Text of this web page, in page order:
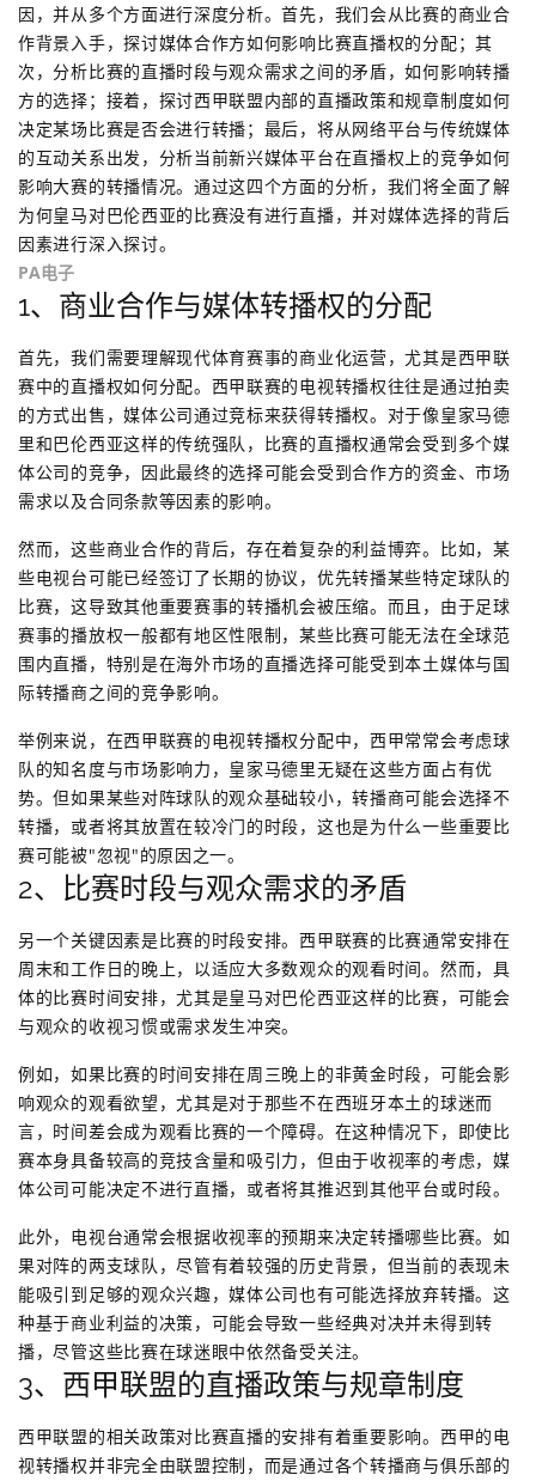
因，并从多个方面进行深度分析。首先，我们会从比赛的商业合
作背景入手，探讨媒体合作方如何影响比赛直播权的分配；其
次，分析比赛的直播时段与观众需求之间的矛盾，如何影响转播
方的选择；接着，探讨西甲联盟内部的直播政策和规章制度如何
决定某场比赛是否会进行转播；最后，将从网络平台与传统媒体
的互动关系出发，分析当前新兴媒体平台在直播权上的竞争如何
影响大赛的转播情况。通过这四个方面的分析，我们将全面了解
为何皇马对巴伦西亚的比赛没有进行直播，并对媒体选择的背后
因素进行深入探讨。
PA电子
1、商业合作与媒体转播权的分配
首先，我们需要理解现代体育赛事的商业化运营，尤其是西甲联
赛中的直播权如何分配。西甲联赛的电视转播权往往是通过拍卖
的方式出售，媒体公司通过竞标来获得转播权。对于像皇家马德
里和巴伦西亚这样的传统强队，比赛的直播权通常会受到多个媒
体公司的竞争，因此最终的选择可能会受到合作方的资金、市场
需求以及合同条款等因素的影响。
然而，这些商业合作的背后，存在着复杂的利益博弈。比如，某
些电视台可能已经签订了长期的协议，优先转播某些特定球队的
比赛，这导致其他重要赛事的转播机会被压缩。而且，由于足球
赛事的播放权一般都有地区性限制，某些比赛可能无法在全球范
围内直播，特别是在海外市场的直播选择可能受到本土媒体与国
际转播商之间的竞争影响。
举例来说，在西甲联赛的电视转播权分配中，西甲常常会考虑球
队的知名度与市场影响力，皇家马德里无疑在这些方面占有优
势。但如果某些对阵球队的观众基础较小，转播商可能会选择不
转播，或者将其放置在较冷门的时段，这也是为什么一些重要比
赛可能被"忽视"的原因之一。
2、比赛时段与观众需求的矛盾
另一个关键因素是比赛的时段安排。西甲联赛的比赛通常安排在
周末和工作日的晚上，以适应大多数观众的观看时间。然而，具
体的比赛时间安排，尤其是皇马对巴伦西亚这样的比赛，可能会
与观众的收视习惯或需求发生冲突。
例如，如果比赛的时间安排在周三晚上的非黄金时段，可能会影
响观众的观看欲望，尤其是对于那些不在西班牙本土的球迷而
言，时间差会成为观看比赛的一个障碍。在这种情况下，即使比
赛本身具备较高的竞技含量和吸引力，但由于收视率的考虑，媒
体公司可能决定不进行直播，或者将其推迟到其他平台或时段。
此外，电视台通常会根据收视率的预期来决定转播哪些比赛。如
果对阵的两支球队，尽管有着较强的历史背景，但当前的表现未
能吸引到足够的观众兴趣，媒体公司也有可能选择放弃转播。这
种基于商业利益的决策，可能会导致一些经典对决并未得到转
播，尽管这些比赛在球迷眼中依然备受关注。
3、西甲联盟的直播政策与规章制度
西甲联盟的相关政策对比赛直播的安排有着重要影响。西甲的电
视转播权并非完全由联盟控制，而是通过各个转播商与俱乐部的